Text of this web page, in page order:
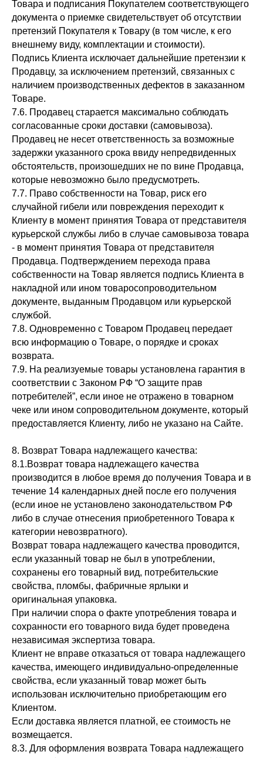
Товара и подписания Покупателем соответствующего
документа о приемке свидетельствует об отсутствии
претензий Покупателя к Товару (в том числе, к его
внешнему виду, комплектации и стоимости).
Подпись Клиента исключает дальнейшие претензии к
Продавцу, за исключением претензий, связанных с
наличием производственных дефектов в заказанном
Товаре.
7.6. Продавец старается максимально соблюдать
согласованные сроки доставки (самовывоза).
Продавец не несет ответственность за возможные
задержки указанного срока ввиду непредвиденных
обстоятельств, произошедших не по вине Продавца,
которые невозможно было предусмотреть.
7.7. Право собственности на Товар, риск его
случайной гибели или повреждения переходит к
Клиенту в момент принятия Товара от представителя
курьерской службы либо в случае самовывоза товара
- в момент принятия Товара от представителя
Продавца. Подтверждением перехода права
собственности на Товар является подпись Клиента в
накладной или ином товаросопроводительном
документе, выданным Продавцом или курьерской
службой.
7.8. Одновременно с Товаром Продавец передает
всю информацию о Товаре, о порядке и сроках
возврата.
7.9. На реализуемые товары установлена гарантия в
соответствии с Законом РФ “О защите прав
потребителей”, если иное не отражено в товарном
чеке или ином сопроводительном документе, который
предоставляется Клиенту, либо не указано на Сайте.
8. Возврат Товара надлежащего качества:
8.1.Возврат товара надлежащего качества
производится в любое время до получения Товара и в
течение 14 календарных дней после его получения
(если иное не установлено законодательством РФ
либо в случае отнесения приобретенного Товара к
категории невозвратного).
Возврат товара надлежащего качества проводится,
если указанный товар не был в употреблении,
сохранены его товарный вид, потребительские
свойства, пломбы, фабричные ярлыки и
оригинальная упаковка.
При наличии спора о факте употребления товара и
сохранности его товарного вида будет проведена
независимая экспертиза товара.
Клиент не вправе отказаться от товара надлежащего
качества, имеющего индивидуально-определенные
свойства, если указанный товар может быть
использован исключительно приобретающим его
Клиентом.
Если доставка является платной, ее стоимость не
возмещается.
8.3. Для оформления возврата Товара надлежащего